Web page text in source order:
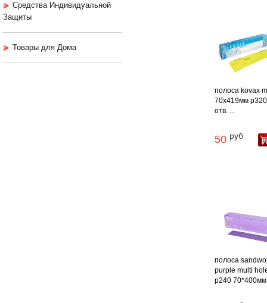
Средства Индивидуальной
Защиты
Товары для Дома
полоса kovax
70х419мм
отв. ...
50 руб
полоса
purple multi
p240 70*400мм